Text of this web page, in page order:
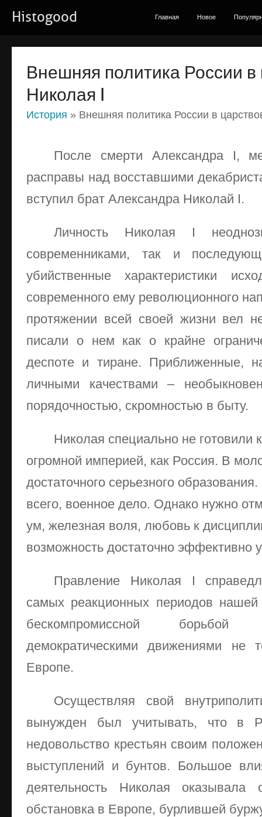
Histogood Главная Новое
Внешняя политика России в
Николая I
История » Внешняя политика России в
После смерти Александра I,
расправы над восставшими
вступил брат Александра Николай I.
Личность Николая I
современниками, так и
убийственные характеристики
современного ему революционного
протяжении всей своей жизни вел
писали о нем как о крайне
деспоте и тиране. Приближенные,
личными качествами –
порядочностью, скромностью в быту.
Николая специально не готовили
огромной империей, как Россия. В
достаточного серьезного
всего, военное дело. Однако нужно
ум, железная воля, любовь к
возможность достаточно эффективно
Правление Николая I
самых реакционных периодов
бескомпромиссной
демократическими движениями
Европе.
Осуществляя свой
вынужден был учитывать, что в
недовольство крестьян своим
выступлений и бунтов. Большое
деятельность Николая оказывала
обстановка в Европе, бурлившей